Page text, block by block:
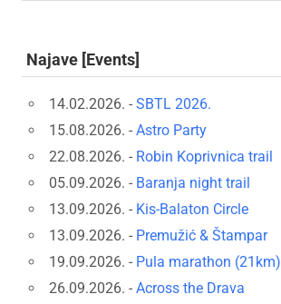
Najave [Events]
14.02.2026. - SBTL 2026.
15.08.2026. - Astro Party
22.08.2026. - Robin Koprivnica trail
05.09.2026. - Baranja night trail
13.09.2026. - Kis-Balaton Circle
13.09.2026. - Premužić & Štampar
19.09.2026. - Pula marathon (21km)
26.09.2026. - Across the Drava